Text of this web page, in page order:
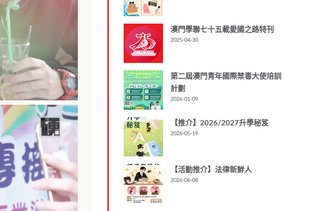
澳門學聯七十五載愛國之路特刊
2025-04-30
第二屆澳門青年國際禁毒大使培訓
計劃
2026-01-09
【推介】2026/2027升學秘笈
2026-05-19
【活動推介】法律新鮮人
2026-06-08